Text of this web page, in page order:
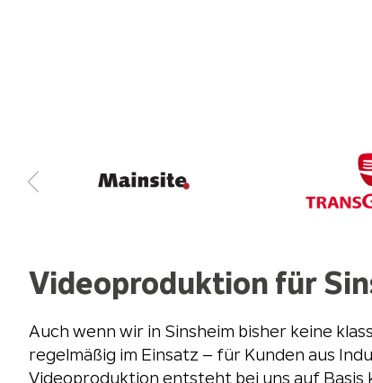
Videoproduktion für
Auch wenn wir in Sinsheim bisher keine
regelmäßig im Einsatz – für Kunden aus
Videoproduktion entsteht bei uns auf